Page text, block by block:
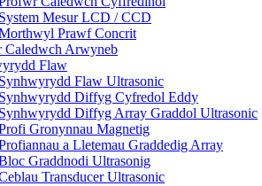
System Mesur LCD / CCD
Prawf Concrit
Caledwch Arwyneb
Flaw
Synhwyrydd Flaw Ultrasonic
Synhwyrydd Diffyg Cyfredol Eddy
Synhwyrydd Diffyg Array Graddol Ultrasonic
Gronynnau Magnetig
a Lletemau Graddedig Array
Graddnodi Ultrasonig
Transducer Ultrasonic